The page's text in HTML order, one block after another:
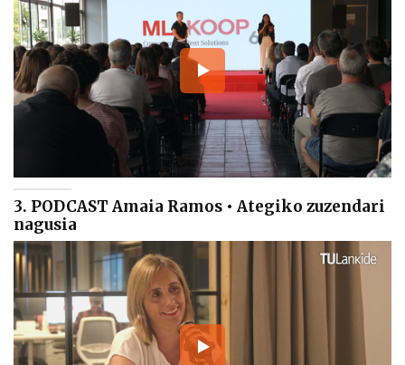
3. PODCAST Amaia Ramos • Ategiko zuzendari
nagusia